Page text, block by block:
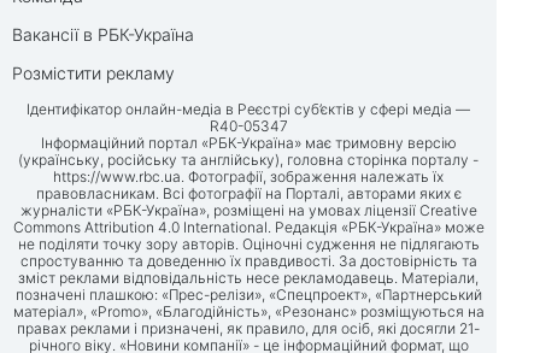
Вакансії в РБК-Україна
Розмістити рекламу
Ідентифікатор онлайн-медіа в Реєстрі суб’єктів у сфері медіа —
R40-05347
Інформаційний портал «РБК-Україна» має тримовну версію
(українську, російську та англійську), головна сторінка порталу -
https://www.rbc.ua . Фотографії, зображення належать їх
правовласникам. Всі фотографії на Порталі, авторами яких є
журналісти «РБК-Україна», розміщені на умовах ліцензії Creative
Commons Attribution 4.0 International. Редакція «РБК-Україна» може
не поділяти точку зору авторів. Оціночні судження не підлягають
спростуванню та доведенню їх правдивості. За достовірність та
зміст реклами відповідальність несе рекламодавець. Матеріали,
позначені плашкою: «Прес-релізи», «Спецпроект», «Партнерський
матеріал», «Promo», «Благодійність», «Резонанс» розміщуються на
правах реклами і призначені, як правило, для осіб, які досягли 21-
річного віку. «Новини компанії» - це інформаційний формат, що